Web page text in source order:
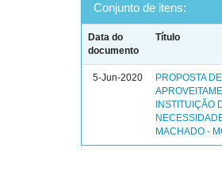
Conjunto de itens:
Data do
documento
Título
5-Jun-2020
PROPOSTA
INSTITUIÇÃO
MACHADO -